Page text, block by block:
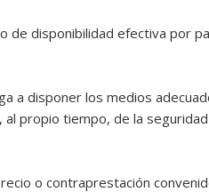
de disponibilidad efectiva por
a disponer los medios
propio tiempo, de la
o contraprestación